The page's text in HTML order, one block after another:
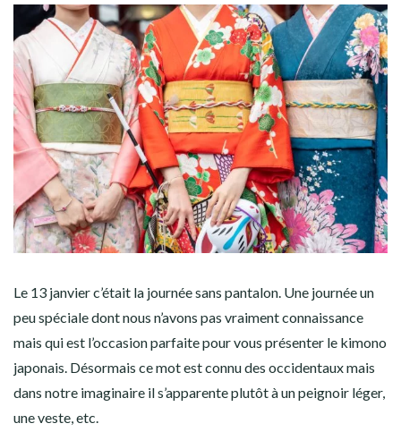
Le 13 janvier c’était la journée sans pantalon. Une journée un
peu spéciale dont nous n’avons pas vraiment connaissance
mais qui est l’occasion parfaite pour vous présenter le kimono
japonais. Désormais ce mot est connu des occidentaux mais
dans notre imaginaire il s’apparente plutôt à un peignoir léger,
une veste, etc.